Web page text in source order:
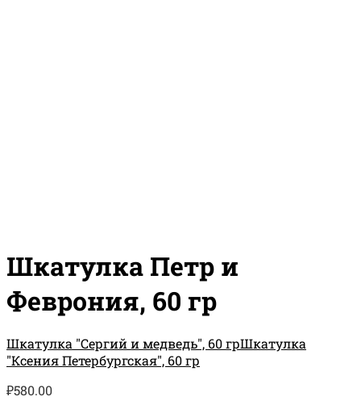
Шкатулка Петр и
Феврония, 60 гр
Шкатулка "Сергий и медведь", 60 грШкатулка
"Ксения Петербургская", 60 гр
₽580.00